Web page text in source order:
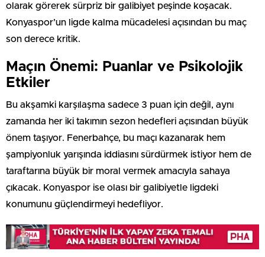
olarak görerek sürpriz bir galibiyet peşinde koşacak.
Konyaspor’un ligde kalma mücadelesi açısından bu maç
son derece kritik.
Maçın Önemi: Puanlar ve Psikolojik
Etkiler
Bu akşamki karşılaşma sadece 3 puan için değil, aynı
zamanda her iki takımın sezon hedefleri açısından büyük
önem taşıyor. Fenerbahçe, bu maçı kazanarak hem
şampiyonluk yarışında iddiasını sürdürmek istiyor hem de
taraftarına büyük bir moral vermek amacıyla sahaya
çıkacak. Konyaspor ise olası bir galibiyetle ligdeki
konumunu güçlendirmeyi hedefliyor.